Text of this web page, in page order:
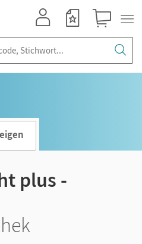
plus -